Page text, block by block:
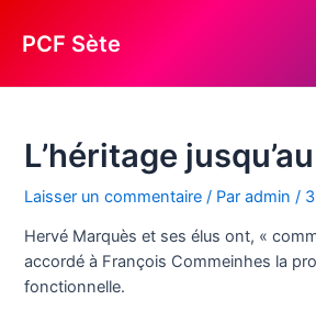
PCF Sète
L’héritage
Laisser un commentaire / Paradmin/
Hervé Marquès et ses élus ont, «
accordé à François Commeinhes la
fonctionnelle.